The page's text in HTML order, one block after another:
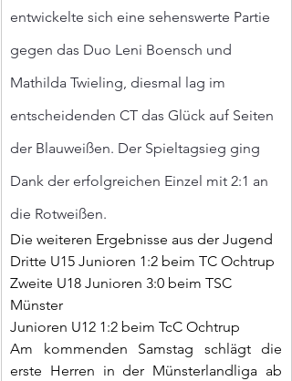
entwickelte sich eine sehenswerte Partie
gegen das Duo Leni Boensch und
Mathilda Twieling, diesmal lag im
entscheidenden CT das Glück auf Seiten
der Blauweißen. Der Spieltagsieg ging
Dank der erfolgreichen Einzel mit 2:1 an
die Rotweißen.
Die weiteren Ergebnisse aus der Jugend
Dritte U15 Junioren 1:2 beim TC Ochtrup
Zweite U18 Junioren 3:0 beim TSC
Münster
Junioren U12 1:2 beim TcC Ochtrup
Am kommenden Samstag schlägt die
erste Herren in der Münsterlandliga ab